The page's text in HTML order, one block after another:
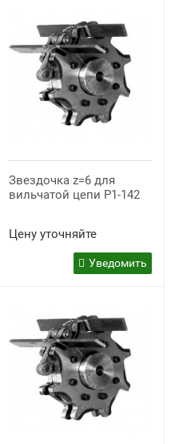
Звездочка z=6 для
вильчатой цепи P1-142
Цену уточняйте
Уведомить